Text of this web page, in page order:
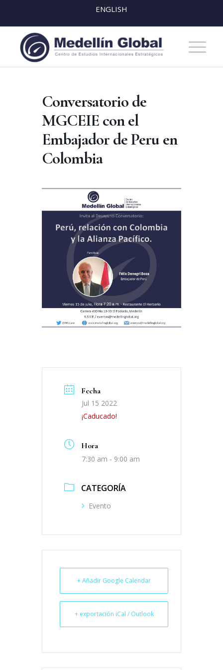
ENGLISH
Conversatorio de
MGCEIE con el
Embajador de Peru en
Colombia
Fecha
Jul 15 2022
¡Caducado!
Hora
7:30 am - 9:00 am
CATEGORÍA
Evento
+ Añadir Google Calendar
+ exportación iCal / Outlook